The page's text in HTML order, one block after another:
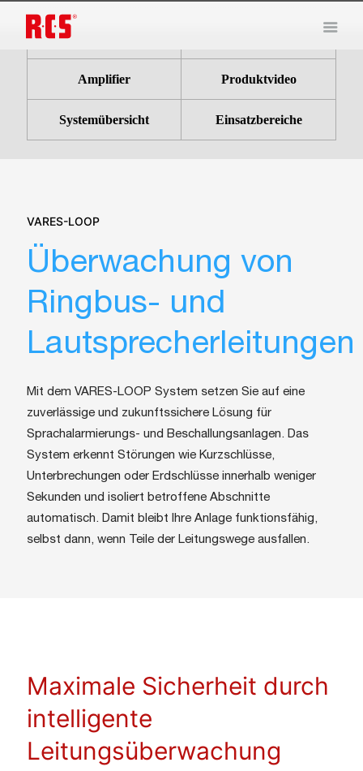
Amplifier Produktvideo
Systemübersicht Einsatzbereiche
VARES-LOOP
Überwachung von
Ringbus- und
Lautsprecherleitungen
Mit dem VARES-LOOP System setzen Sie auf eine
zuverlässige und zukunftssichere Lösung für
Sprachalarmierungs- und Beschallungsanlagen. Das
System erkennt Störungen wie Kurzschlüsse,
Unterbrechungen oder Erdschlüsse innerhalb weniger
Sekunden und isoliert betroffene Abschnitte
automatisch. Damit bleibt Ihre Anlage funktionsfähig,
selbst dann, wenn Teile der Leitungswege ausfallen.
Maximale Sicherheit durch
intelligente
Leitungsüberwachung